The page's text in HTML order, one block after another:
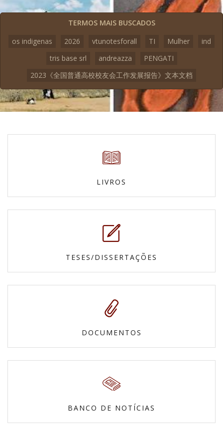
TERMOS MAIS BUSCADOS
os indigenas
2026 vtunotesforall TI Mulher
ind
tris base srl
andreazza
PENGATI
2023《全国普通高校校友会工作发展报告》文本文档
LIVROS
TESES/DISSERTAÇÕES
DOCUMENTOS
BANCO DE NOTÍCIAS